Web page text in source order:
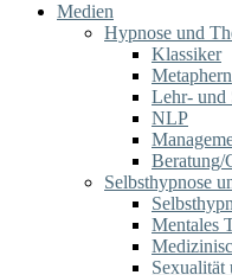
Medien
Hypnose und
Klassiker
Metaphern
Lehr- und
NLP
Beratung/
Selbsthypnose
Mentales
Sexualität